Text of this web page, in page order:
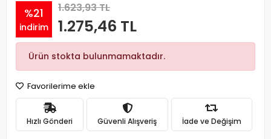
%21
indirim
1.623,93 TL
1.275,46 TL
Ürün stokta bulunmamaktadır.
Favorilerime ekle
Hızlı Gönderi Güvenli Alışveriş İade ve Değişim